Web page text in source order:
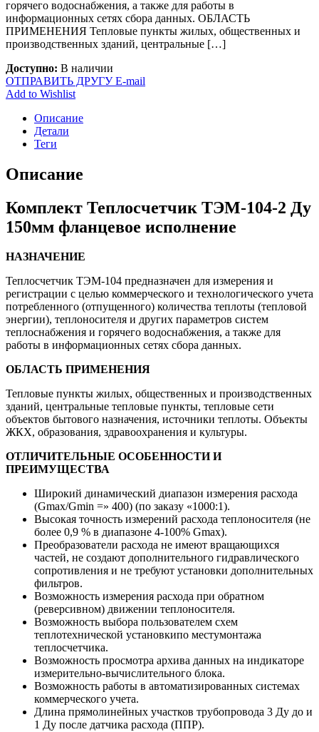
горячего водоснабжения, а также для работы в
информационных сетях сбора данных. ОБЛАСТЬ
ПРИМЕНЕНИЯ Тепловые пункты жилых, общественных и
производственных зданий, центральные […]
Доступно: В наличии
ОТПРАВИТЬ ДРУГУ E-mail
Add to Wishlist
Описание
Детали
Теги
Описание
Комплект Теплосчетчик ТЭМ-104-2 Ду
150мм фланцевое исполнение
НАЗНАЧЕНИЕ
Теплосчетчик ТЭМ-104 предназначен для измерения и
регистрации с целью коммерческого и технологического учета
потребленного (отпущенного) количества теплоты (тепловой
энергии), теплоносителя и других параметров систем
теплоснабжения и горячего водоснабжения, а также для
работы в информационных сетях сбора данных.
ОБЛАСТЬ ПРИМЕНЕНИЯ
Тепловые пункты жилых, общественных и производственных
зданий, центральные тепловые пункты, тепловые сети
объектов бытового назначения, источники теплоты. Объекты
ЖКХ, образования, здравоохранения и культуры.
ОТЛИЧИТЕЛЬНЫЕ ОСОБЕННОСТИ И
ПРЕИМУЩЕСТВА
Широкий динамический диапазон измерения расхода
(Gmax/Gmin =» 400) (по заказу «1000:1).
Высокая точность измерений расхода теплоносителя (не
более 0,9 % в диапазоне 4-100% Gmax).
Преобразователи расхода не имеют вращающихся
частей, не создают дополнительного гидравлического
сопротивления и не требуют установки дополнительных
фильтров.
Возможность измерения расхода при обратном
(реверсивном) движении теплоносителя.
Возможность выбора пользователем схем
теплотехнической установкипо местумонтажа
теплосчетчика.
Возможность просмотра архива данных на индикаторе
измерительно-вычислительного блока.
Возможность работы в автоматизированных системах
коммерческого учета.
Длина прямолинейных участков трубопровода 3 Ду до и
1 Ду после датчика расхода (ППР).